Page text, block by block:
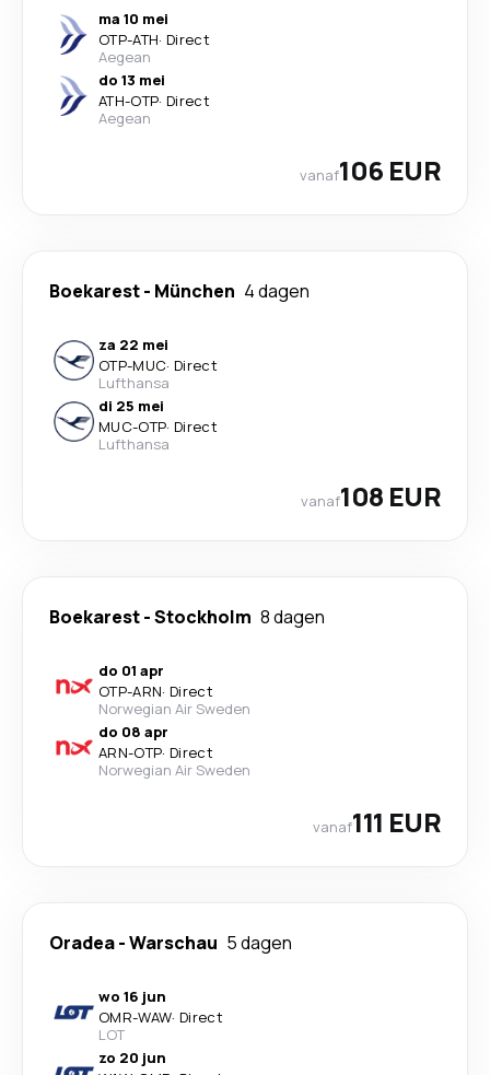
ma 10 mei
OTP-ATH· Direct
Aegean
do 13 mei
ATH-OTP· Direct
Aegean
vanaf106 EUR
Boekarest- München 4 dagen
za 22 mei
OTP-MUC· Direct
Lufthansa
di 25 mei
MUC-OTP· Direct
Lufthansa
vanaf108 EUR
Boekarest-Stockholm 8 dagen
do 01 apr
OTP-ARN· Direct
Norwegian Air Sweden
do 08 apr
ARN-OTP· Direct
Norwegian Air Sweden
vanaf111 EUR
Oradea-Warschau 5 dagen
wo 16 jun
OMR-WAW· Direct
LOT
zo 20 jun